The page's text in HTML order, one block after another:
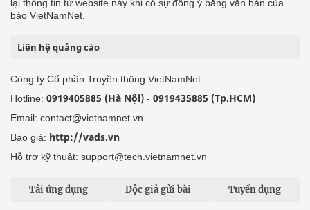
lại thông tin từ website này khi có sự đồng ý bằng văn bản của
báo VietNamNet.
Liên hệ quảng cáo
Công ty Cổ phần Truyền thông VietNamNet
Hotline: 0919405885 (Hà Nội) - 0919435885 (Tp.HCM)
Email: contact@vietnamnet.vn
Báo giá: http://vads.vn
Hỗ trợ kỹ thuật: support@tech.vietnamnet.vn
Tải ứng dụng Độc giả gửi bài Tuyển dụng